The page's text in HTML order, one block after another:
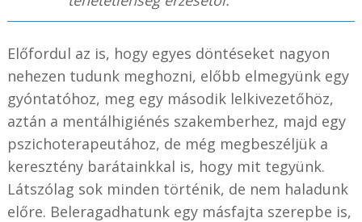
Előfordul az is, hogy egyes döntéseket nagyon
nehezen tudunk meghozni, előbb elmegyünk egy
gyóntatóhoz, meg egy második lelkivezetőhöz,
aztán a mentálhigiénés szakemberhez, majd egy
pszichoterapeutához, de még megbeszéljük a
keresztény barátainkkal is, hogy mit tegyünk.
Látszólag sok minden történik, de nem haladunk
előre. Beleragadhatunk egy másfajta szerepbe is,